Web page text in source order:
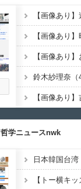
【画像あり
哲学ニュースnwk